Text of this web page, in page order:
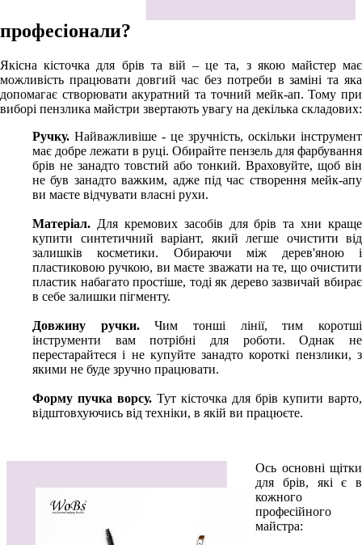
професіонали?
Якісна кісточка для брів та вій – це та, з якою майстер має
можливість працювати довгий час без потреби в заміні та яка
допомагає створювати акуратний та точний мейк-ап. Тому при
виборі пензлика майстри звертають увагу на декілька складових:
Ручку. Найважливіше - це зручність, оскільки інструмент
має добре лежати в руці. Обирайте пензель для фарбування
брів не занадто товстий або тонкий. Враховуйте, щоб він
не був занадто важким, адже під час створення мейк-апу
ви маєте відчувати власні рухи.
Матеріал. Для кремових засобів для брів та хни краще
купити синтетичний варіант, який легше очистити від
залишків косметики. Обираючи між дерев'яною і
пластиковою ручкою, ви маєте зважати на те, що очистити
пластик набагато простіше, тоді як дерево зазвичай вбирає
в себе залишки пігменту.
Довжину ручки.Чим тонші лінії, тим коротші
інструменти вам потрібні для роботи. Однак не
перестарайтеся і не купуйте занадто короткі пензлики, з
якими не буде зручно працювати.
Форму пучка ворсу. Тут кісточка для брів купити варто,
відштовхуючись від техніки, в якій ви працюєте.
Ось основні щітки
для брів, які є в
кожного
професійного
майстра: